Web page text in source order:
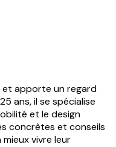
et apporte un regard
ans, il se spécialise
et le design
concrètes et conseils
vivre leur